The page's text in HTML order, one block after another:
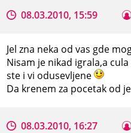
08.03.2010, 15:59
Jel zna neka od vas gde
Nisam je nikad igrala,a
ste i vi odusevljene
Da krenem za pocetak od
08.03.2010, 16:27